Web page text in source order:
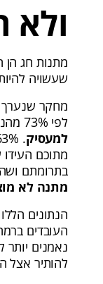
ולא
מתנות חג
שעשויה
מחקר שנערך בארה"ב ב-2024 בחן את השפעת
לפי 73% מהנשאלים, מתנת חג
למעסיק. 63% אמרו
בתרומתם
מתנה לא
הנתונים
העובדים
נאמנים יותר
להותיר אצל